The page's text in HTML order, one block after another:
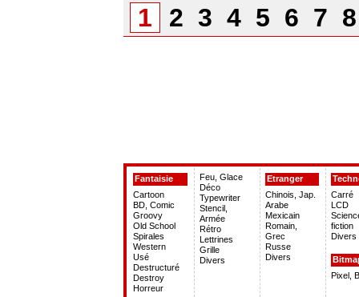
1 2 3 4 5 6 7
Fantaisie
Cartoon
BD, Comic
Groovy
Old School
Spirales
Western
Usé
Destructuré
Destroy
Horreur
Feu, Glace
Déco
Typewriter
Stencil,
Armée
Rétro
Lettrines
Grille
Divers
Etranger
Chinois, Jap.
Arabe
Mexicain
Romain,
Grec
Russe
Divers
Carré
LCD
fiction
Divers
Pixel,